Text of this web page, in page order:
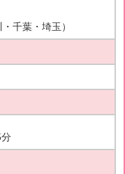
千葉・埼玉）